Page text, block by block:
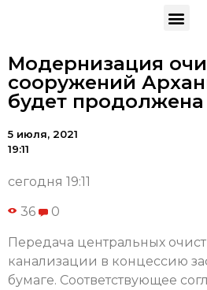
Модернизация
сооружений
будет продолжена
5 июля, 2021
19:11
сегодня 19:11
36 0
Передача центральных
канализации в концессию
бумаге. Соответствующее